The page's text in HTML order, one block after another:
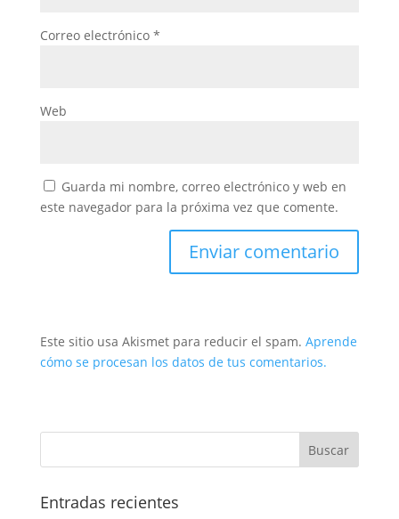
Correo electrónico *
Web
Guarda mi nombre, correo electrónico y web en
este navegador para la próxima vez que comente.
Este sitio usa Akismet para reducir el spam. Aprende
cómo se procesan los datos de tus comentarios.
Entradas recientes